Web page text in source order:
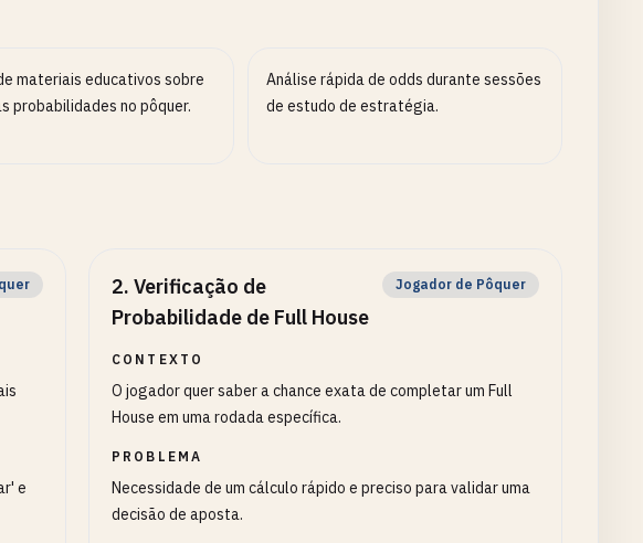
materiais educativos sobre
probabilidades no pôquer.
Análise rápida de odds durante sessões
de estudo de estratégia.
e
2. Verificação de
Probabilidade de Full House
Jogador de Pôquer
CONTEXTO
O jogador quer saber a chance exata de completar um Full
House em uma rodada específica.
PROBLEMA
Necessidade de um cálculo rápido e preciso para validar uma
decisão de aposta.